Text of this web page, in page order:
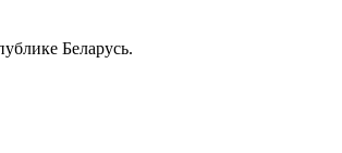
Беларусь.